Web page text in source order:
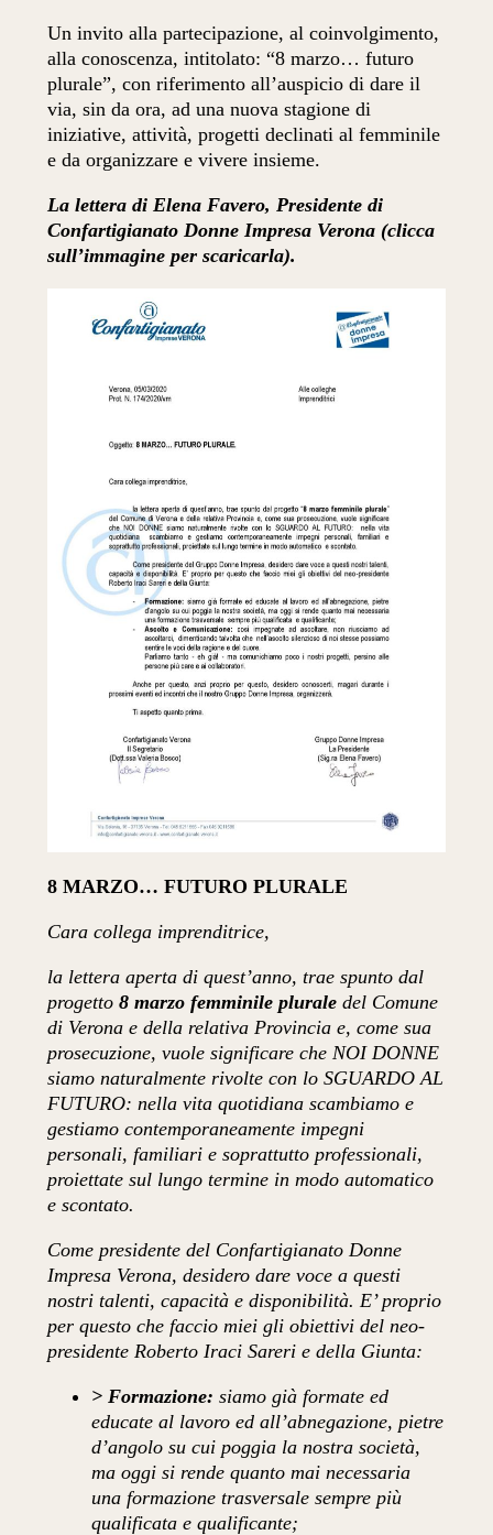
Un invito alla partecipazione, al coinvolgimento,
alla conoscenza, intitolato: “8 marzo… futuro
plurale”, con riferimento all’auspicio di dare il
via, sin da ora, ad una nuova stagione di
iniziative, attività, progetti declinati al femminile
e da organizzare e vivere insieme.
La lettera di Elena Favero, Presidente di
Confartigianato Donne Impresa Verona (clicca
sull’immagine per scaricarla).
8 MARZO… FUTURO PLURALE
Cara collega imprenditrice,
la lettera aperta di quest’anno, trae spunto dal
progetto8 marzo femminile plurale del Comune
di Verona e della relativa Provincia e, come sua
prosecuzione, vuole significare che NOI DONNE
siamo naturalmente rivolte con lo SGUARDO AL
FUTURO: nella vita quotidiana scambiamo e
gestiamo contemporaneamente impegni
personali, familiari e soprattutto professionali,
proiettate sul lungo termine in modo automatico
e scontato.
Come presidente del Confartigianato Donne
Impresa Verona, desidero dare voce a questi
nostri talenti, capacità e disponibilità. E’ proprio
per questo che faccio miei gli obiettivi del neo-
presidente Roberto Iraci Sareri e della Giunta:
> Formazione:siamo già formate ed
educate al lavoro ed all’abnegazione, pietre
d’angolo su cui poggia la nostra società,
ma oggi si rende quanto mai necessaria
una formazione trasversale sempre più
qualificata e qualificante;